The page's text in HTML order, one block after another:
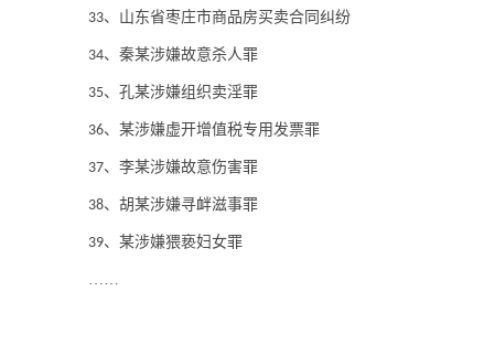
33、山东省枣庄市商品房买卖合同纠纷
34、秦某涉嫌故意杀人罪
35、孔某涉嫌组织卖淫罪
36、某涉嫌虚开增值税专用发票罪
37、李某涉嫌故意伤害罪
38、胡某涉嫌寻衅滋事罪
39、某涉嫌猥亵妇女罪